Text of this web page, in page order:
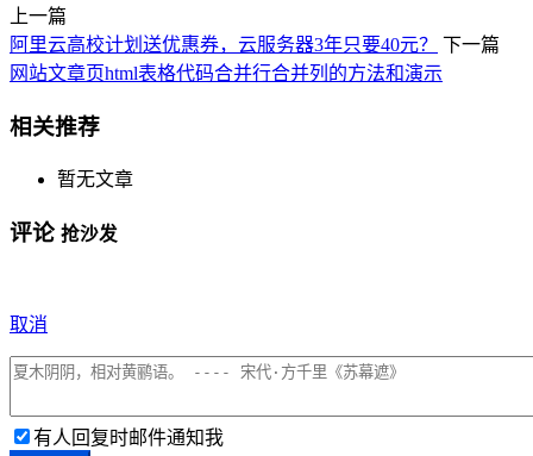
上一篇
阿里云高校计划送优惠券，云服务器3年只要40元？
下一篇
网站文章页html表格代码合并行合并列的方法和演示
相关推荐
暂无文章
评论 抢沙发
取消
有人回复时邮件通知我